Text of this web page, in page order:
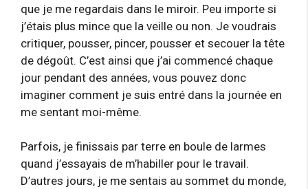
que je me regardais dans le miroir. Peu importe si
j’étais plus mince que la veille ou non. Je voudrais
critiquer, pousser, pincer, pousser et secouer la tête
de dégoût. C’est ainsi que j’ai commencé chaque
jour pendant des années, vous pouvez donc
imaginer comment je suis entré dans la journée en
me sentant moi-même.
Parfois, je finissais par terre en boule de larmes
quand j’essayais de m’habiller pour le travail.
D’autres jours, je me sentais au sommet du monde,